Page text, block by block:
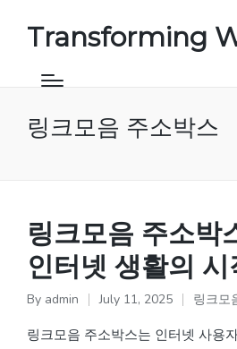
Transforming
링크모음 주소박스
링크모음 주소박
인터넷 생활의 시
Posted
by
By admin July 11, 2025
Posted
in
링크모
링크모음 주소박스는 인터넷 사용